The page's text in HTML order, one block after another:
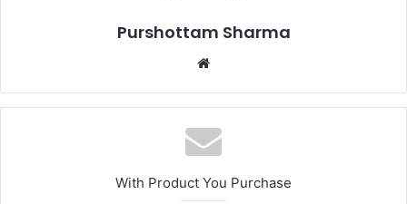
Purshottam Sharma
b
s
i
e
With Product You Purchase